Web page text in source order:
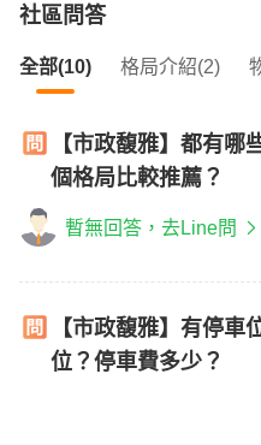
社區問答
全部(10) 格局介紹(2)
【市政馥雅】都有哪
個格局比較推薦？
暫無回答，去Line問
【市政馥雅】有停車
位？停車費多少？